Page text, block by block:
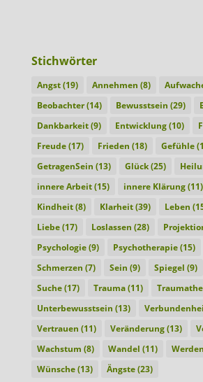
Stichwörter
Angst(19) Annehmen (8)
Beobachter(14) Bewusstsein (29)
Dankbarkeit(9) Entwicklung(10)
Freude(17) Frieden (18) Gefühle
GetragenSein (13) Glück(25)
innere Arbeit(15) innere Klärung(11)
Kindheit(8) Klarheit(39) Leben
Liebe(17) Loslassen (28)
Psychologie(9) Psychotherapie(15)
Schmerzen (7) Sein (9) Spiegel (9)
Suche(17) Trauma(11)
Unterbewusstsein (13)
Vertrauen (11) Veränderung(13)
Wachstum (8) Wandel (11) Werden
Wünsche(13) Ängste(23)